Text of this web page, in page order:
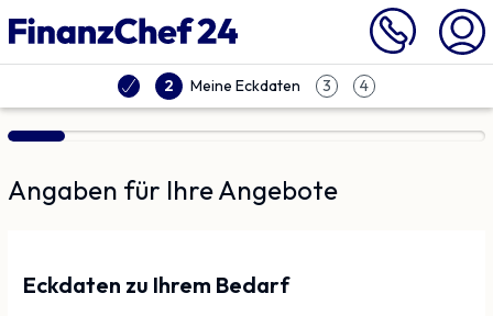
2 Meine Eckdaten 3 4
Angaben für Ihre Angebote
Eckdaten zu Ihrem Bedarf